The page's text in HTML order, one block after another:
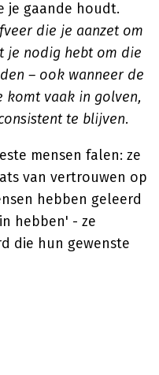
je gaande houdt.
die je aanzet om
je nodig hebt om die
– ook wanneer de
vaak in golven,
te blijven.
mensen falen: ze
van vertrouwen op
hebben geleerd
hebben' - ze
die hun gewenste